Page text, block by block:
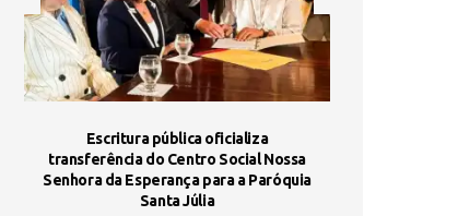
Escritura pública oficializa
transferência do Centro Social Nossa
Senhora da Esperança para a Paróquia
Santa Júlia